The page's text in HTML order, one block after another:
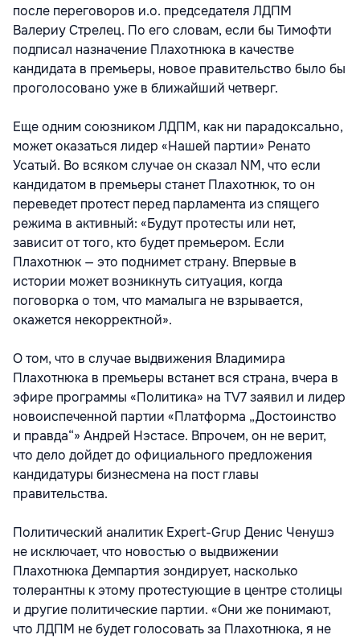
после переговоров и.о. председателя ЛДПМ
Валериу Стрелец. По его словам, если бы Тимофти
подписал назначение Плахотнюка в качестве
кандидата в премьеры, новое правительство было бы
проголосовано уже в ближайший четверг.
Еще одним союзником ЛДПМ, как ни парадоксально,
может оказаться лидер «Нашей партии» Ренато
Усатый. Во всяком случае он сказал NM, что если
кандидатом в премьеры станет Плахотнюк, то он
переведет протест перед парламента из спящего
режима в активный: «Будут протесты или нет,
зависит от того, кто будет премьером. Если
Плахотнюк — это поднимет страну. Впервые в
истории может возникнуть ситуация, когда
поговорка о том, что мамалыга не взрывается,
окажется некорректной».
О том, что в случае выдвижения Владимира
Плахотнюка в премьеры встанет вся страна, вчера в
эфире программы «Политика» на TV7 заявил и лидер
новоиспеченной партии «Платформа „Достоинство
и правда“» Андрей Нэстасе. Впрочем, он не верит,
что дело дойдет до официального предложения
кандидатуры бизнесмена на пост главы
правительства.
Политический аналитик Expert-Grup Денис Ченушэ
не исключает, что новостью о выдвижении
Плахотнюка Демпартия зондирует, насколько
толерантны к этому протестующие в центре столицы
и другие политические партии. «Они же понимают,
что ЛДПМ не будет голосовать за Плахотнюка, я не